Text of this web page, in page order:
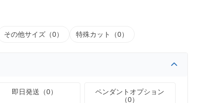
その他サイズ（0） 特殊カット（0）
即日発送（0）
ペンダントオプション
（0）